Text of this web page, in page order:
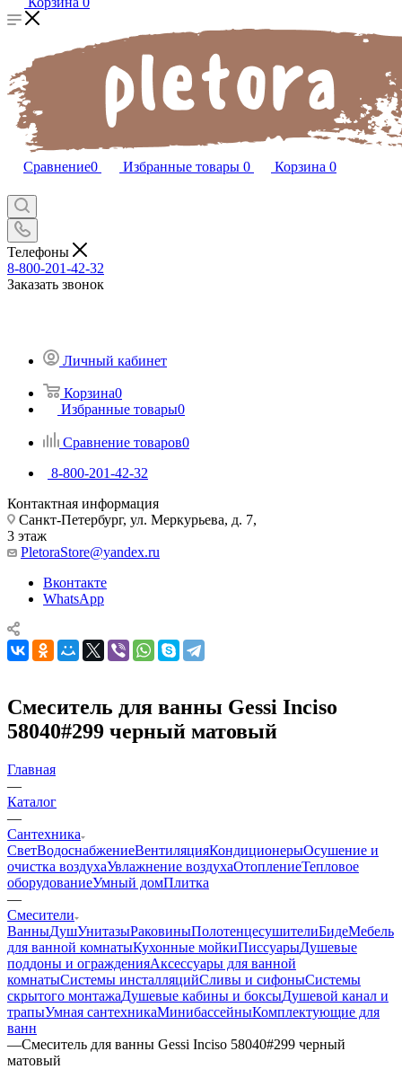
Сравнение0 Избранные товары 0 Корзина 0
Телефоны
8-800-201-42-32
Заказать звонок
Личный кабинет
Корзина0
Избранные товары0
Сравнение товаров0
8-800-201-42-32
Контактная информация
Санкт-Петербург, ул. Меркурьева, д. 7,
3 этаж
PletoraStore@yandex.ru
Вконтакте
WhatsApp
Смеситель для ванны Gessi Inciso
58040#299 черный матовый
Главная
—
Каталог
—
Сантехника
СветВодоснабжениеВентиляцияКондиционерыОсушение и
очистка воздухаУвлажнение воздухаОтоплениеТепловое
оборудованиеУмный домПлитка
—
Смесители
ВанныДушУнитазыРаковиныПолотенцесушителиБидеМебель
для ванной комнатыКухонные мойкиПиссуарыДушевые
поддоны и огражденияАксессуары для ванной
комнатыСистемы инсталляцийСливы и сифоныСистемы
скрытого монтажаДушевые кабины и боксыДушевой канал и
трапыУмная сантехникаМинибассейныКомплектующие для
ванн
—Смеситель для ванны Gessi Inciso 58040#299 черный
матовый